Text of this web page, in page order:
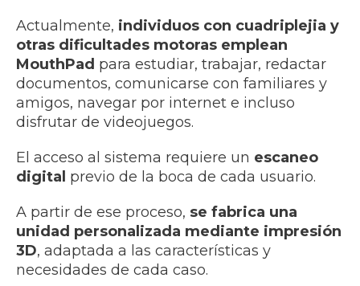
Actualmente, individuos con cuadriplejia y
otras dificultades motoras emplean
MouthPad para estudiar, trabajar, redactar
documentos, comunicarse con familiares y
amigos, navegar por internet e incluso
disfrutar de videojuegos.
El acceso al sistema requiere un escaneo
digital previo de la boca de cada usuario.
A partir de ese proceso, se fabrica una
unidad personalizada mediante impresión
3D, adaptada a las características y
necesidades de cada caso.